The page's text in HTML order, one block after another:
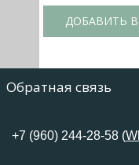
ДОБАВИТЬ
Обратная связь
+7 (960) 244-28-58 (